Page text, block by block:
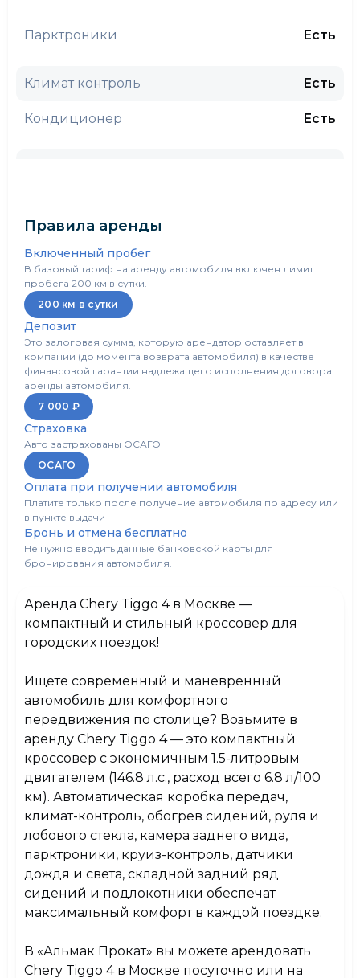
Парктроники Есть
Климат контроль Есть
Кондиционер Есть
CarPlay
Обогрев сидений/стекл
Обогрев лобового стекла
Обогрев руля Есть
Электропривод боковых зеркал
Bluetooth
USB Есть
AUX
Датчик дождя и света
Подлокотники
Правила аренды
Включенный пробег
В базовый тариф на аренду автомобиля включен лимит
пробега 200 км в сутки.
200 км в сутки
Депозит
Это залоговая сумма, которую арендатор оставляет в
компании (до момента возврата автомобиля) в качестве
финансовой гарантии надлежащего исполнения договора
аренды автомобиля.
7 000 ₽
Страховка
Авто застрахованы ОСАГО
ОСАГО
Оплата при получении автомобиля
Платите только после получение автомобиля по адресу или
в пункте выдачи
Бронь и отмена бесплатно
Не нужно вводить данные банковской карты для
бронирования автомобиля.
Аренда Chery Tiggo 4 в Москве —
компактный и стильный кроссовер для
городских поездок!
Ищете современный и маневренный
автомобиль для комфортного
передвижения по столице? Возьмите в
аренду Chery Tiggo 4 — это компактный
кроссовер с экономичным 1.5-литровым
двигателем (146.8 л.с., расход всего 6.8 л/100
км). Автоматическая коробка передач,
климат-контроль, обогрев сидений, руля и
лобового стекла, камера заднего вида,
парктроники, круиз-контроль, датчики
дождя и света, складной задний ряд
сидений и подлокотники обеспечат
максимальный комфорт в каждой поездке.
В «Альмак Прокат» вы можете арендовать
Chery Tiggo 4 в Москве посуточно или на